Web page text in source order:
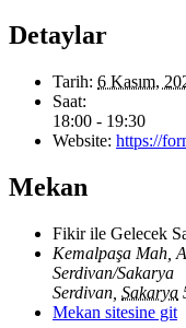
Detaylar
Tarih: 6 Kasım,
Saat:
18:00 - 19:30
Website: https://
Mekan
Fikir ile Gelecek
Kemalpaşa Mah,
Serdivan/Sakarya
Serdivan Sakarya
Mekan sitesine git